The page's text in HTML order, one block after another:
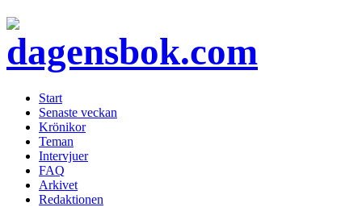
Start
Senaste veckan
Krönikor
Teman
Intervjuer
FAQ
Arkivet
Redaktionen